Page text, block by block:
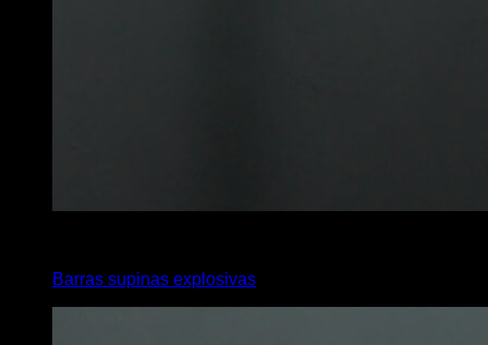
Barras supinas explosivas